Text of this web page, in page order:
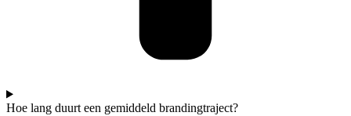
Hoe lang duurt een gemiddeld brandingtraject?